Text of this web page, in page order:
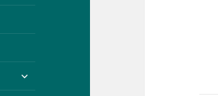
expande
el